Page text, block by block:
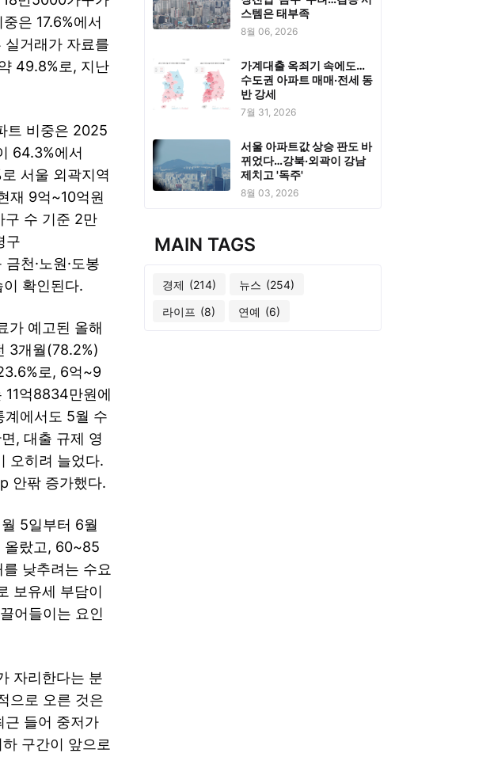
은 17.6%에서
거래가 자료를
49.8%로, 지난
트 비중은 2025
64.3%에서
서울 외곽지역
재 9억~10억원
구 수 기준 2만
구
천·노원·도봉
확인된다.
가 예고된 올해
3개월(78.2%)
로, 6억~9
11억8834만원에
에서도 5월 수
, 대출 규제 영
오히려 늘었다.
안팎 증가했다.
5일부터 6월
올랐고, 60~85
낮추려는 수요
보유세 부담이
어들이는 요인
자리한다는 분
으로 오른 것은
근 들어 중저가
구간이 앞으로
스템은 태부족
8월 06, 2026
가계대출 옥죄기 속에도…
수도권 아파트 매매·전세 동
반 강세
7월 31, 2026
서울 아파트값 상승 판도 바
뀌었다…강북·외곽이 강남
제치고 '독주'
8월 03, 2026
MAIN TAGS
경제 (214) 뉴스 (254)
라이프 (8) 연예 (6)